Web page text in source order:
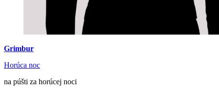
Grimbur
Horúca noc
na púšti za horúcej noci